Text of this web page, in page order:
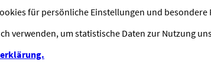
für persönliche Einstellungen und besondere
verwenden, um statistische Daten zur Nutzung